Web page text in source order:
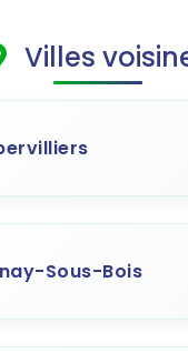
Villes
Sous-Bois